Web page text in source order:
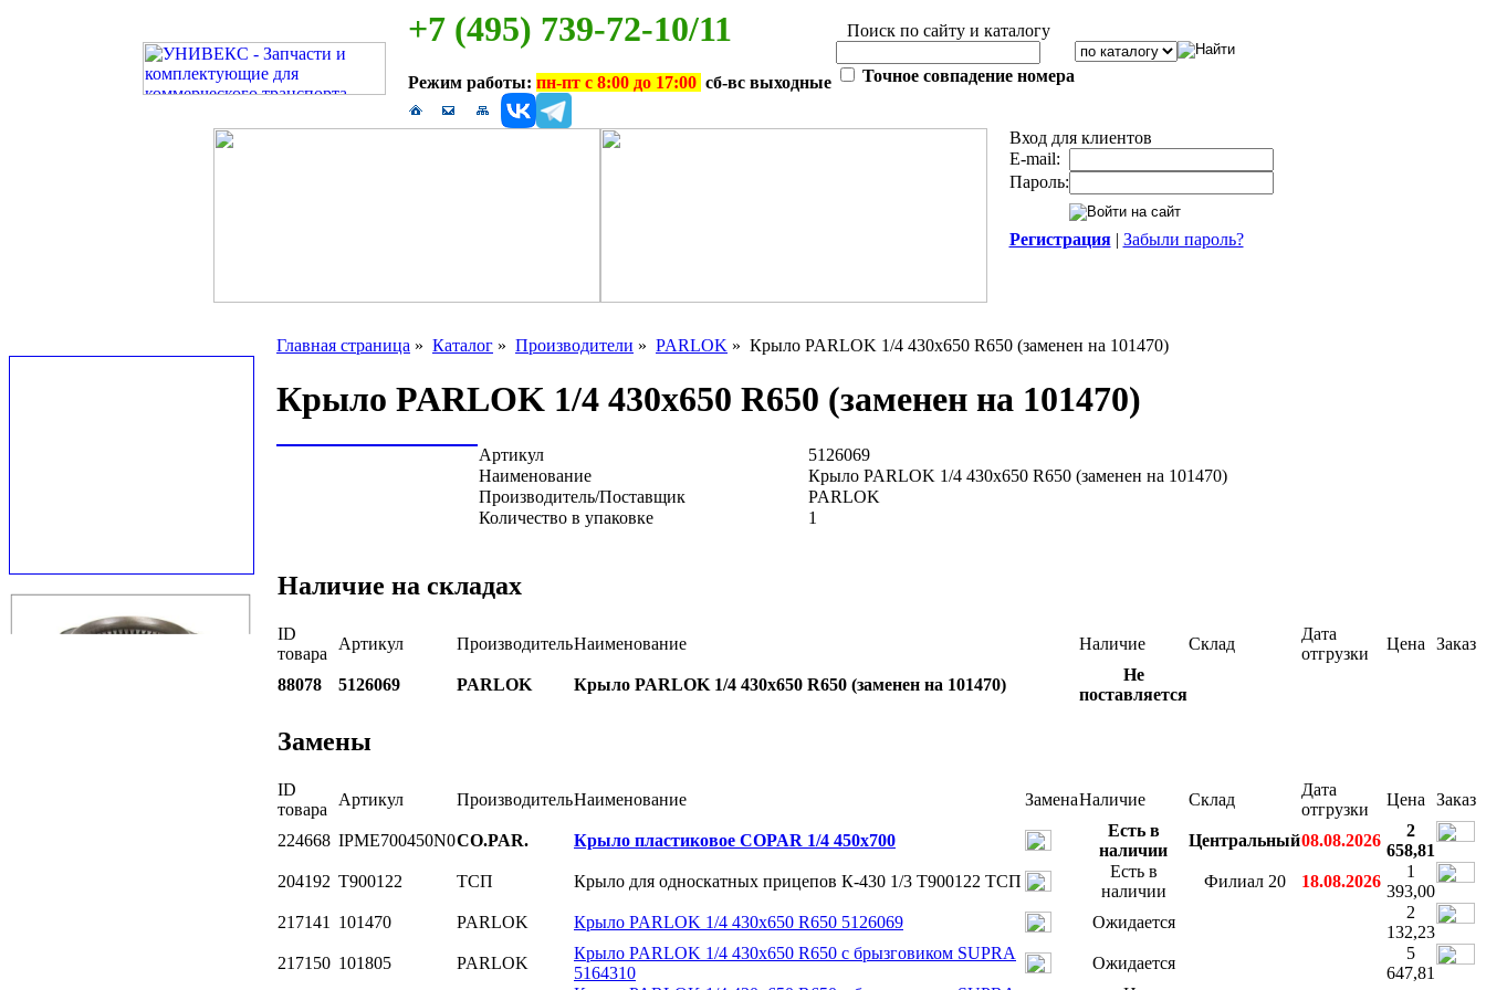
+7 (495) 739-72-10/11
Режим работы: пн-пт с 8:00 до 17:00 сб-вс выходные
Поиск по сайту и каталогу
Точное совпадение номера
Вход для клиентов
E-mail:
Пароль:
Регистрация| Забыли пароль?
Главная страница » Каталог » Производители » PARLOK » Крыло PARLOK 1/4 430х650 R650 (заменен на 101470)
Крыло PARLOK 1/4 430х650 R650 (заменен на 101470)
Артикул
5126069
Наименование
Крыло PARLOK 1/4 430х650 R650 (заменен на 101470)
Производитель/Поставщик
PARLOK
Количество в упаковке
1
Наличие на складах
ID
товара
Артикул ПроизводительНаименование Наличие Склад
Дата
отгрузки
Цена Заказ
88078 5126069 PARLOK Крыло PARLOK 1/4 430х650 R650 (заменен на 101470)
Не
поставляется
Замены
ID
товара
Артикул ПроизводительНаименование ЗаменаНаличие Склад
Дата
отгрузки
Цена Заказ
224668 IPME700450N0CO.PAR. Крыло пластиковое COPAR 1/4 450х700
Есть в
наличии
Центральный08.08.2026
2
658,81
204192 T900122 ТСП Крыло для односкатных прицепов К-430 1/3 T900122 ТСП
Есть в
наличии
Филиал 20 18.08.2026
1
393,00
217141
101470 PARLOK Крыло PARLOK 1/4 430х650 R650 5126069 Ожидается
2
132,23
217150 101805 PARLOK
Крыло PARLOK 1/4 430х650 R650 с брызговиком SUPRA
5164310
Ожидается
5
647,81